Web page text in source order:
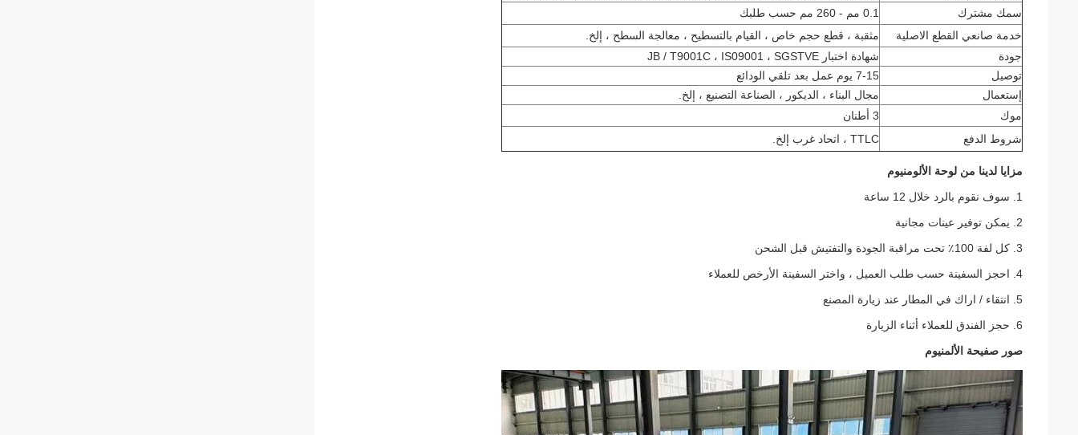
سمك مشترك
0.1 مم - 260 مم حسب طلبك
خدمة صانعي القطع الاصلية
مثقبة ، قطع حجم خاص ، القيام بالتسطيح ، معالجة السطح ، إلخ.
جودة
شهادة اختبار JB / T9001C ، IS09001 ، SGSTVE
توصيل
7-15 يوم عمل بعد تلقي الودائع
إستعمال
مجال البناء ، الديكور ، الصناعة التصنيع ، إلخ.
موك
3 أطنان
شروط الدفع
TTLC ، اتحاد غرب إلخ.
مزايا لدينا من لوحة الألومنيوم
1. سوف نقوم بالرد خلال 12 ساعة
2. يمكن توفير عينات مجانية
3. كل لفة 100٪ تحت مراقبة الجودة والتفتيش قبل الشحن
4. احجز السفينة حسب طلب العميل ، واختر السفينة الأرخص للعملاء
5. انتقاء / اراك في المطار عند زيارة المصنع
6. حجز الفندق للعملاء أثناء الزيارة
صور صفيحة الألمنيوم